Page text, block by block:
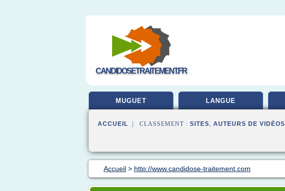
CANDIDOSETRAITEMENT.FR
MUGUET LANGUE
ACCUEIL | CLASSEMENT : SITES, AUTEURS DE VIDÉOS
Accueil > http://www.candidose-traitement.com